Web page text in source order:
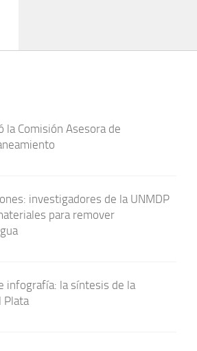
la Comisión Asesora de
investigadores de la UNMDP
para remover
infografía: la síntesis de la
Plata